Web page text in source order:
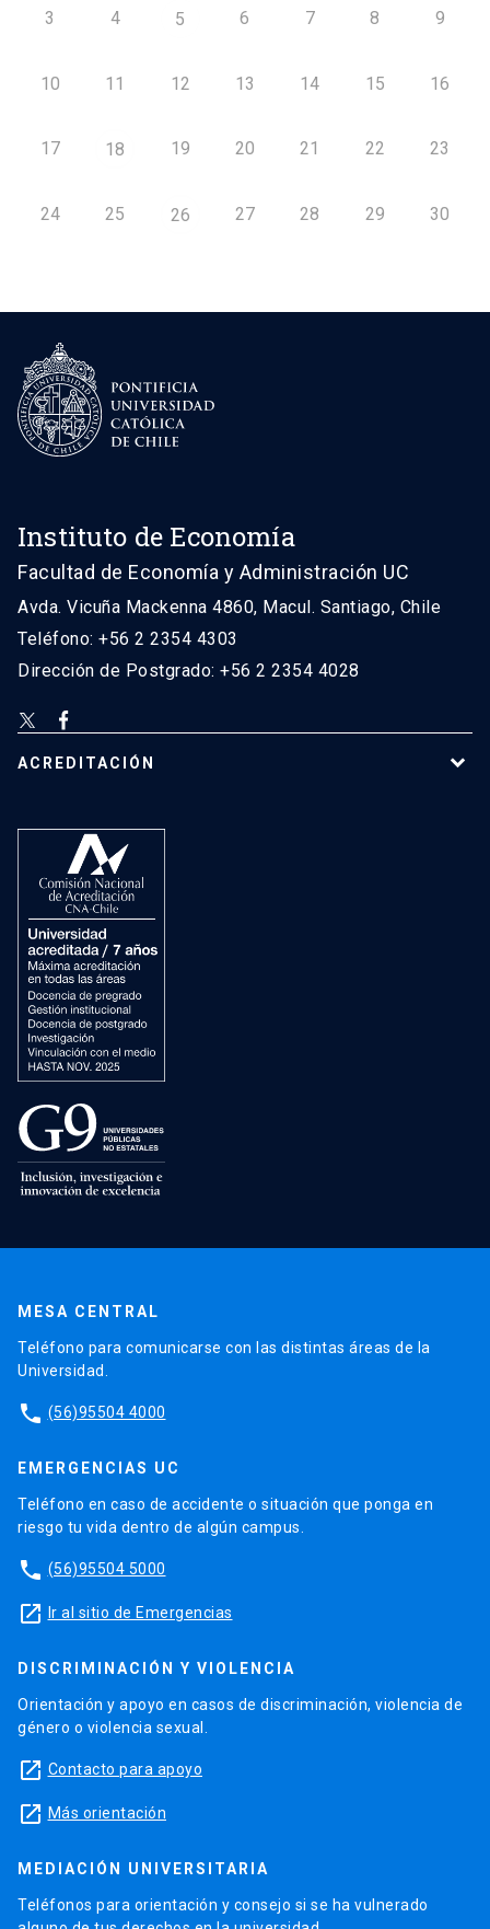
3 4 5 6 7 8 9
10 11 12 13 14 15 16
17 18 19 20 21 22 23
24 25 26 27 28 29 30
Instituto de Economía
Facultad de Economía y Administración UC
Avda. Vicuña Mackenna 4860, Macul. Santiago, Chile
Teléfono: +56 2 2354 4303
Dirección de Postgrado: +56 2 2354 4028
ACREDITACIÓN
MESA CENTRAL
Teléfono para comunicarse con las distintas áreas de la
Universidad.
phone (56)95504 4000
EMERGENCIAS UC
Teléfono en caso de accidente o situación que ponga en
riesgo tu vida dentro de algún campus.
phone (56)95504 5000
launch Ir al sitio de Emergencias
DISCRIMINACIÓN Y VIOLENCIA
Orientación y apoyo en casos de discriminación, violencia de
género o violencia sexual.
launch Contacto para apoyo
launch Más orientación
MEDIACIÓN UNIVERSITARIA
Teléfonos para orientación y consejo si se ha vulnerado